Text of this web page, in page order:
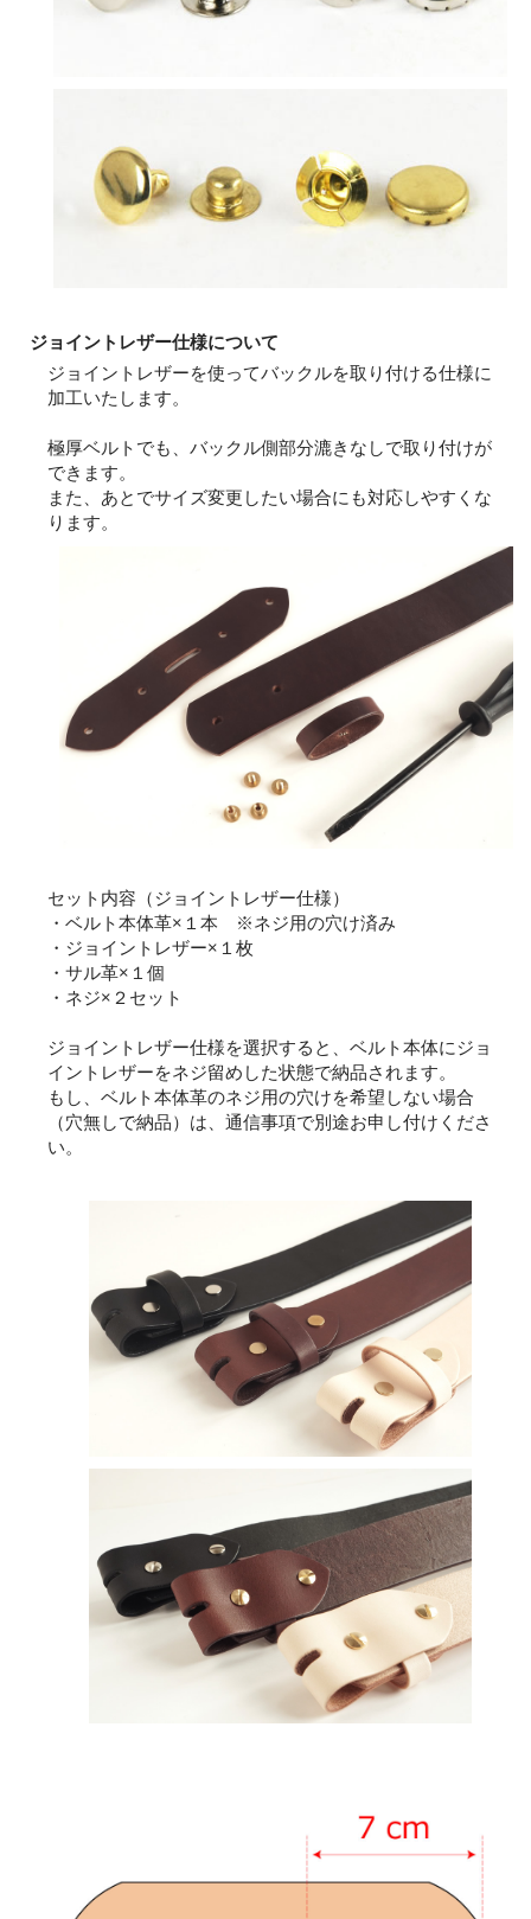
ジョイントレザー仕様について
ジョイントレザーを使ってバックルを取り付ける仕様に
加工いたします。
極厚ベルトでも、バックル側部分漉きなしで取り付けが
できます。
また、あとでサイズ変更したい場合にも対応しやすくな
ります。
セット内容（ジョイントレザー仕様）
・ベルト本体革×１本 ※ネジ用の穴け済み
・ジョイントレザー×１枚
・サル革×１個
・ネジ×２セット
ジョイントレザー仕様を選択すると、ベルト本体にジョ
イントレザーをネジ留めした状態で納品されます。
もし、ベルト本体革のネジ用の穴けを希望しない場合
（穴無しで納品）は、通信事項で別途お申し付けくださ
い。